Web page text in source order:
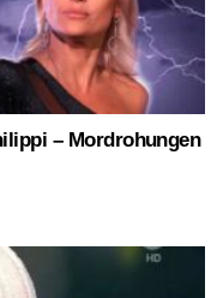
– Mordrohungen